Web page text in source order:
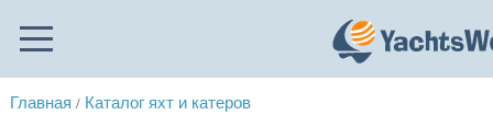
Главная / Каталог яхт и катеров